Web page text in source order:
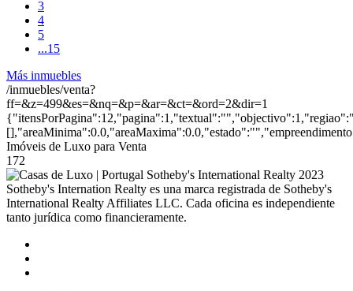
3
4
5
...15
Más inmuebles
/inmuebles/venta?
ff=&z=499&es=&nq=&p=&ar=&ct=&ord=2&dir=1
Imóveis de Luxo para Venta
172
2023
Sotheby's Internation Realty es una marca registrada de Sotheby's
International Realty Affiliates LLC. Cada oficina es independiente
tanto jurídica como financieramente.